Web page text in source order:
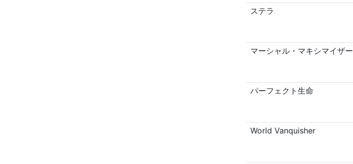
ステラ
マーシャル・マキシマイザー
パーフェクト生命
World Vanquisher